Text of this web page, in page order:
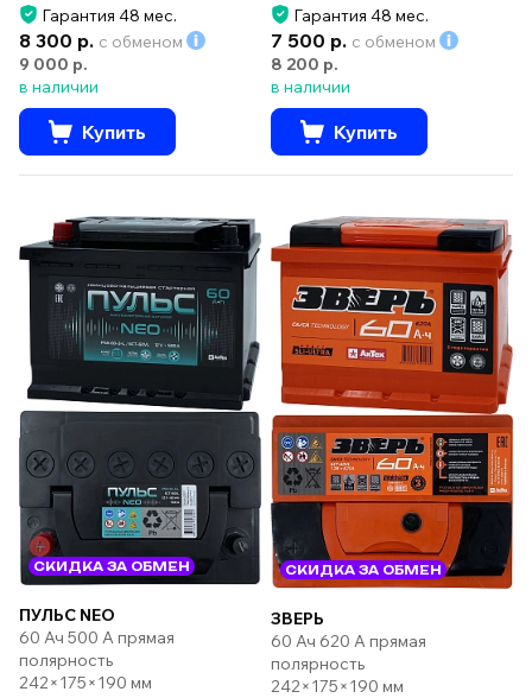
Гарантия 48 мес.
8 300 р. с обменом
9 000 р.
в наличии
Купить
Гарантия 48 мес.
7 500 р. с обменом
8 200 р.
в наличии
Купить
СКИДКА ЗА ОБМЕН
ПУЛЬС NEO
60 Ач 500 А прямая
полярность
242×175×190 мм
СКИДКА ЗА ОБМЕН
ЗВЕРЬ
60 Ач 620 А прямая
полярность
242×175×190 мм